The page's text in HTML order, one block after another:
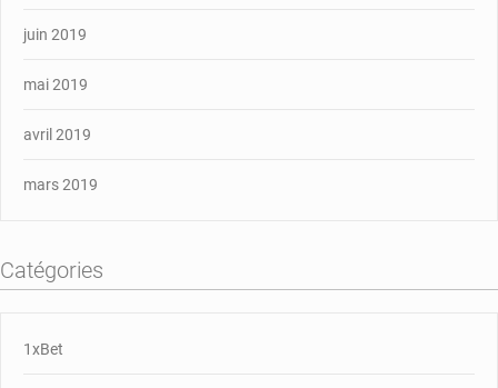
juin 2019
mai 2019
avril 2019
mars 2019
Catégories
1xBet